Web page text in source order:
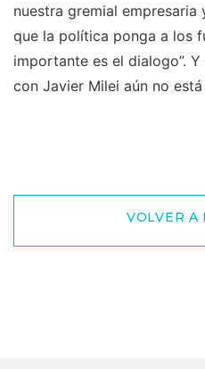
nuestra gremial
que la política ponga a los
importante es el dialogo”.
con Javier Milei aún no está
VOLVER A